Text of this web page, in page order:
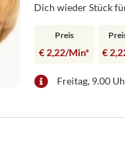
Dich wieder Stück
Preis
€ 2,22/Min* €
Freitag, 9.00